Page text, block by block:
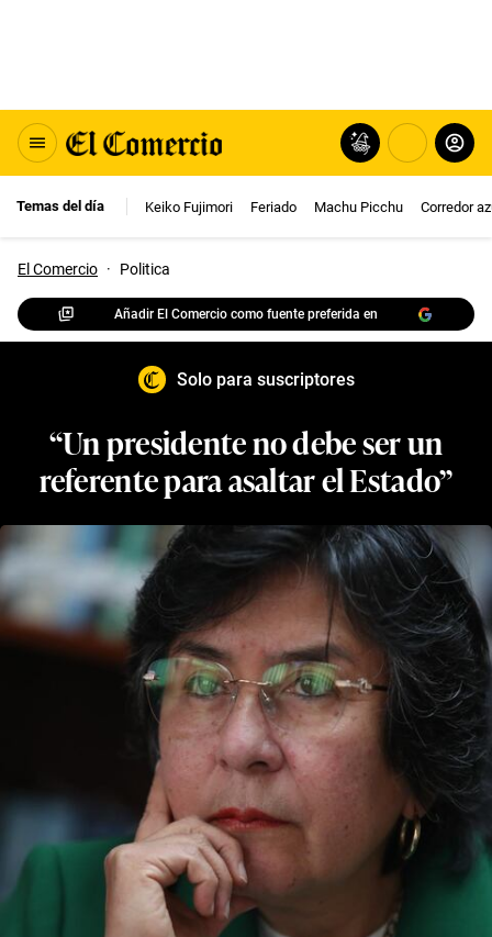
Temas del día Keiko Fujimori Feriado Machu Picchu Corredor
El Comercio · Politica
Añadir El Comercio como fuente preferida en
Solo para suscriptores
“Un presidente no debe ser un
referente para asaltar el Estado”